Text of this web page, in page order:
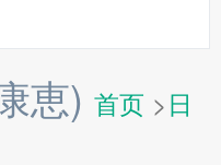
恵) 首页 >日